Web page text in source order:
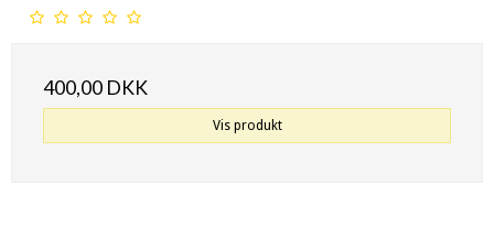
400,00 DKK
Vis produkt